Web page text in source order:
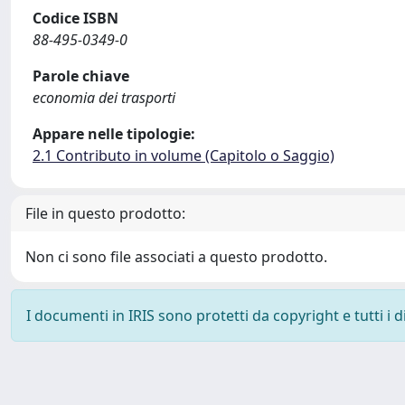
Codice ISBN
88-495-0349-0
Parole chiave
economia dei trasporti
Appare nelle tipologie:
2.1 Contributo in volume (Capitolo o Saggio)
File in questo prodotto:
Non ci sono file associati a questo prodotto.
I documenti in IRIS sono protetti da copyright e tutti i